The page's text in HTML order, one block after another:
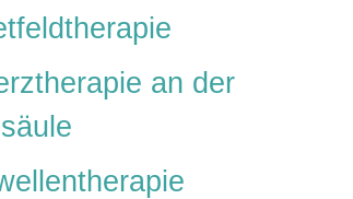
an der